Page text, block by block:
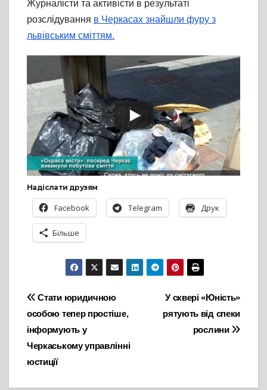
Журналісти та активісти в результаті
розслідування в Черкасах знайшли фуру з
львівським сміттям.
Надіслати друзям
Facebook Telegram Друк
Більше
Навігація
записів
У сквері «Юність»
рятують від спеки
рослини
Стати юридичною
особою тепер простіше,
інформують у
Черкаському управлінні
юстиції